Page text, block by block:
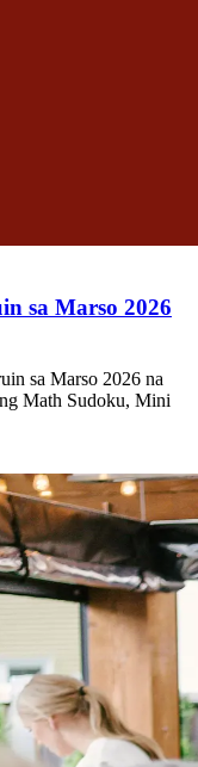
sa Marso 2026
sa Marso 2026 na
Math Sudoku, Mini